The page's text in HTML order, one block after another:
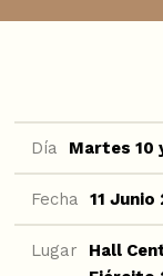
Día Martes 10
Fecha 11 Junio
Lugar
Hall